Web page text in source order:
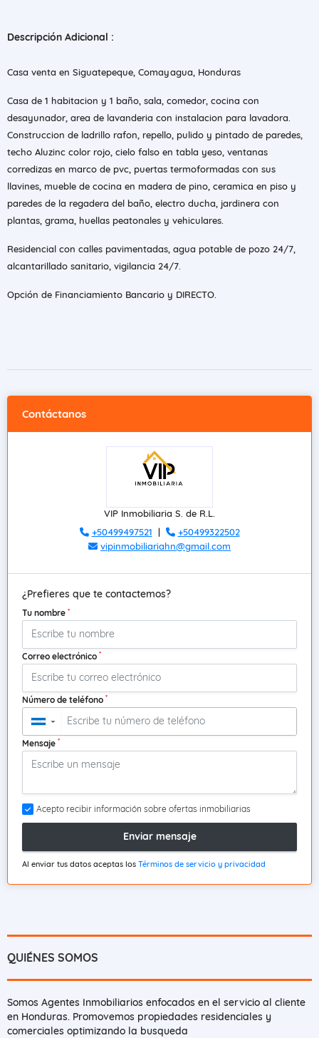
Descripción Adicional :
Casa venta en Siguatepeque, Comayagua, Honduras
Casa de 1 habitacion y 1 baño, sala, comedor, cocina con
desayunador, area de lavanderia con instalacion para lavadora.
Construccion de ladrillo rafon, repello, pulido y pintado de paredes,
techo Aluzinc color rojo, cielo falso en tabla yeso, ventanas
corredizas en marco de pvc, puertas termoformadas con sus
llavines, mueble de cocina en madera de pino, ceramica en piso y
paredes de la regadera del baño, electro ducha, jardinera con
plantas, grama, huellas peatonales y vehiculares.
Residencial con calles pavimentadas, agua potable de pozo 24/7,
alcantarillado sanitario, vigilancia 24/7.
Opción de Financiamiento Bancario y DIRECTO.
Contáctanos
VIP Inmobiliaria S. de R.L.
+50499497521 |
+50499322502
vipinmobiliariahn@gmail.com
¿Prefieres que te contactemos?
Tu nombre *
Correo electrónico *
Número de teléfono *
▼
Mensaje *
Acepto recibir información sobre ofertas inmobiliarias
Enviar mensaje
Al enviar tus datos aceptas los Términos de servicio y privacidad
QUIÉNES SOMOS
Somos Agentes Inmobiliarios enfocados en el servicio al cliente
en Honduras. Promovemos propiedades residenciales y
comerciales optimizando la busqueda